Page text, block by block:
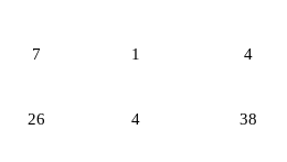
7 1 4
26 4 38